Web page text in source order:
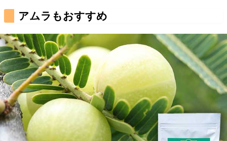
アムラもおすすめ